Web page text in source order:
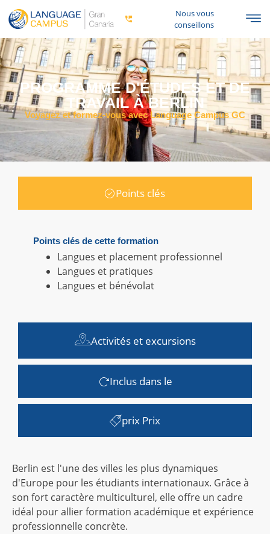
Nous vous
conseillons
PROGRAMME D'ÉTUDES ET DE
TRAVAIL À BERLIN
Voyagez et formez-vous avec Language Campus GC
Points clés
Activités et excursions
Inclus dans le
prix Prix
Points clés de cette formation
Langues et placement professionnel
Langues et pratiques
Langues et bénévolat
Berlin est l'une des villes les plus dynamiques
d'Europe pour les étudiants internationaux. Grâce à
son fort caractère multiculturel, elle offre un cadre
idéal pour allier formation académique et expérience
professionnelle concrète.